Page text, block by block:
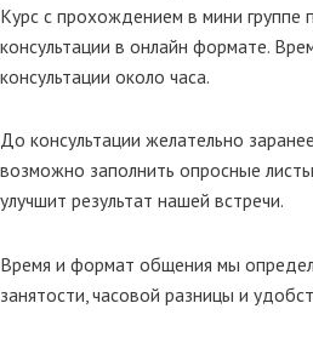
Курс с прохождением в мини группе
консультации в онлайн формате.
консультации около часа.
До консультации желательно
возможно заполнить опросные
улучшит результат нашей встречи.
Время и формат общения мы
занятости, часовой разницы и